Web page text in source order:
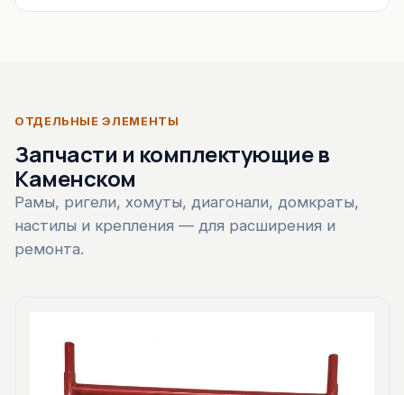
ОТДЕЛЬНЫЕ ЭЛЕМЕНТЫ
Запчасти и комплектующие в
Каменском
Рамы, ригели, хомуты, диагонали, домкраты,
настилы и крепления — для расширения и
ремонта.